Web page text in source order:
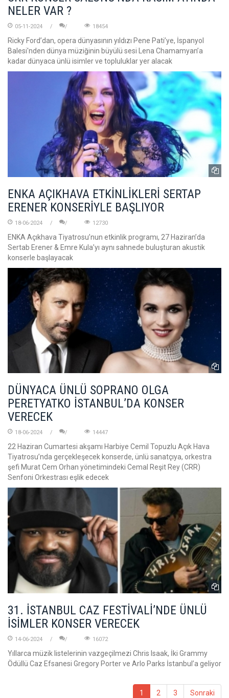
NELER VAR ?
05-11-2024 18454
Ricky Ford’dan, opera dünyasının yıldızı Pene Pati’ye, İspanyol
Balesi'nden dünya müziğinin büyülü sesi Lena Chamamyan’a
kadar dünyaca ünlü isimler ve topluluklar yer alacak
ENKA AÇIKHAVA ETKİNLİKLERİ SERTAP
ERENER KONSERİYLE BAŞLIYOR
18-06-2024 12730
ENKA Açıkhava Tiyatrosu’nun etkinlik programı, 27 Haziran’da
Sertab Erener & Emre Kula’yı aynı sahnede buluşturan akustik
konserle başlayacak
DÜNYACA ÜNLÜ SOPRANO OLGA
PERETYATKO İSTANBUL’DA KONSER
VERECEK
18-06-2024 14447
22 Haziran Cumartesi akşamı Harbiye Cemil Topuzlu Açık Hava
Tiyatrosu’nda gerçekleşecek konserde, ünlü sanatçıya, orkestra
şefi Murat Cem Orhan yönetimindeki Cemal Reşit Rey (CRR)
Senfoni Orkestrası eşlik edecek
31. İSTANBUL CAZ FESTİVALİ’NDE ÜNLÜ
İSİMLER KONSER VERECEK
14-06-2024 16072
Yıllarca müzik listelerinin vazgeçilmezi Chris Isaak, İki Grammy
Ödüllü Caz Efsanesi Gregory Porter ve Arlo Parks İstanbul’a geliyor
1 2 3 Sonraki